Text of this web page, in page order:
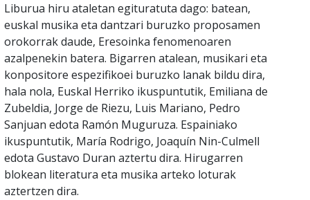
Liburua hiru ataletan egituratuta dago: batean,
euskal musika eta dantzari buruzko proposamen
orokorrak daude, Eresoinka fenomenoaren
azalpenekin batera. Bigarren atalean, musikari eta
konpositore espezifikoei buruzko lanak bildu dira,
hala nola, Euskal Herriko ikuspuntutik, Emiliana de
Zubeldia, Jorge de Riezu, Luis Mariano, Pedro
Sanjuan edota Ramón Muguruza. Espainiako
ikuspuntutik, María Rodrigo, Joaquín Nin-Culmell
edota Gustavo Duran aztertu dira. Hirugarren
blokean literatura eta musika arteko loturak
aztertzen dira.